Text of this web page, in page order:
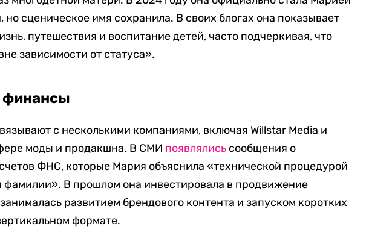
но сценическое имя сохранила. В своих блогах она показывает
путешествия и воспитание детей, часто подчеркивая, что
зависимости от статуса».
финансы
с несколькими компаниями, включая Willstar Media и
моды и продакшна. В СМИ появлялись сообщения о
ФНС, которые Мария объяснила «технической процедурой
фамилии». В прошлом она инвестировала в продвижение
развитием брендового контента и запуском коротких
формате.